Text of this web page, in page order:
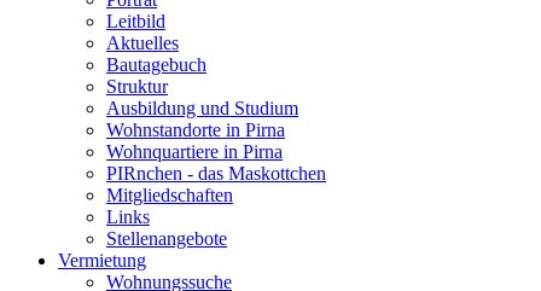
Leitbild
Aktuelles
Bautagebuch
Struktur
Ausbildung und Studium
Wohnstandorte in Pirna
Wohnquartiere in Pirna
PIRnchen - das Maskottchen
Mitgliedschaften
Links
Stellenangebote
Vermietung
Wohnungssuche